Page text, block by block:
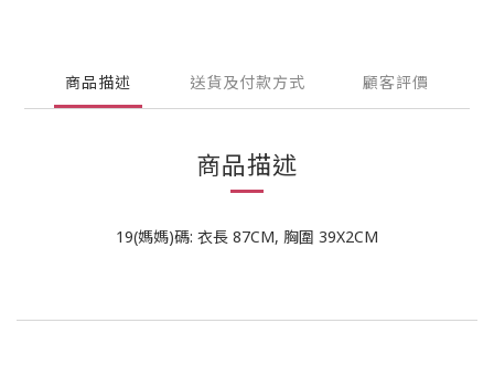
商品描述 送貨及付款方式 顧客評價
商品描述
19(媽媽)碼: 衣長 87CM, 胸圍 39X2CM